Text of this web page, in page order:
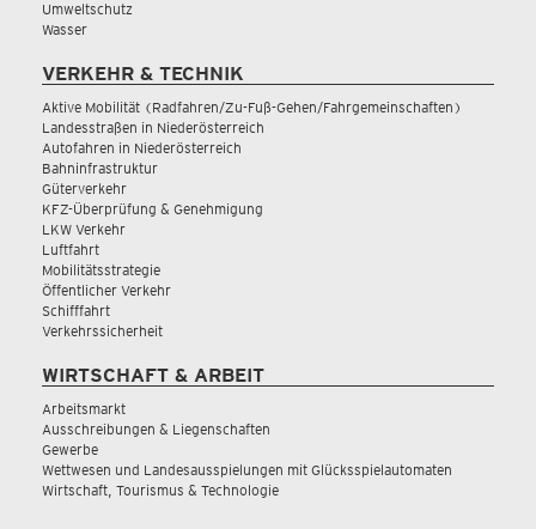
Umweltschutz
Wasser
VERKEHR & TECHNIK
Aktive Mobilität (Radfahren/Zu-Fuß-Gehen/Fahrgemeinschaften)
Landesstraßen in Niederösterreich
Autofahren in Niederösterreich
Bahninfrastruktur
Güterverkehr
KFZ-Überprüfung & Genehmigung
LKW Verkehr
Luftfahrt
Mobilitätsstrategie
Öffentlicher Verkehr
Schifffahrt
Verkehrssicherheit
WIRTSCHAFT & ARBEIT
Arbeitsmarkt
Ausschreibungen & Liegenschaften
Gewerbe
Wettwesen und Landesausspielungen mit Glücksspielautomaten
Wirtschaft, Tourismus & Technologie